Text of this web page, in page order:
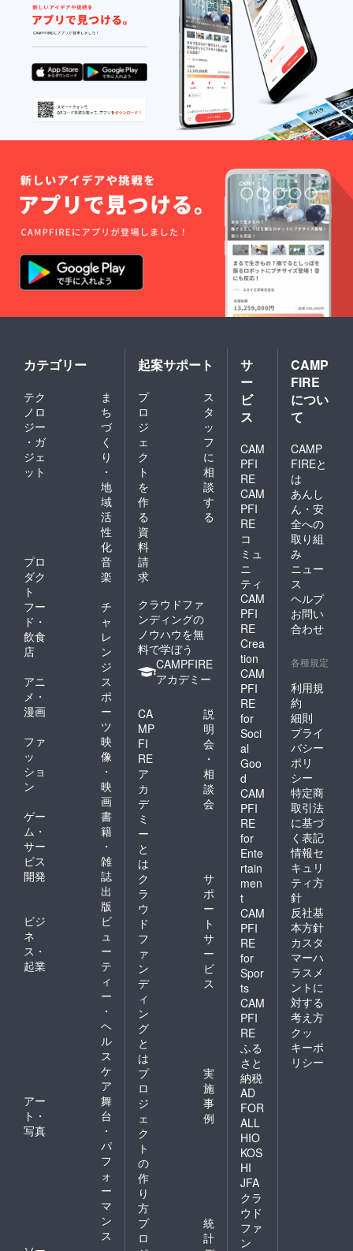
カテゴリー
テク
ノロ
ジー
・ガ
ジェ
ット
ま
ち
づ
く
り
・
地
域
活
性
化
プロ
ダク
ト
音
楽
フー
ド・
飲食
店
チ
ャ
レ
ン
ジ
アニ
メ・
漫画
ス
ポ
ー
ツ
ファ
ッ
ショ
ン
映
像
・
映
画
ゲー
ム・
サー
ビス
開発
書
籍
・
雑
誌
出
版
ビジ
ネ
ス・
起業
ビ
ュ
ー
テ
ィ
ー
・
ヘ
ル
ス
ケ
ア
アー
ト・
写真
舞
台
・
パ
フ
ォ
ー
マ
ン
ス
起案サポート
プ
ロ
ジ
ェ
ク
ト
を
作
る
ス
タ
ッ
フ
に
相
談
す
る
資
料
請
求
クラウドファ
ンディングの
ノウハウを無
料で学ぼう
CAMPFIRE
アカデミー
CA
MP
FI
RE
ア
カ
デ
ミ
ー
と
は
説
明
会
・
相
談
会
ク
ラ
ウ
ド
フ
ァ
ン
デ
ィ
ン
グ
と
は
サ
ポ
ー
ト
サ
ー
ビ
ス
プ
ロ
ジ
ェ
ク
ト
の
作
り
方
実
施
事
例
プ
ロ
統
計
サ
ー
ビ
ス
CAM
PFI
RE
CAM
PFI
RE
コ
ミュ
ニ
ティ
CAM
PFI
RE
Crea
tion
CAM
PFI
RE
for
Soci
al
Goo
d
CAM
PFI
RE
for
Ente
rtain
men
t
CAM
PFI
RE
for
Spor
ts
CAM
PFI
RE
ふる
さと
納税
AD
FOR
ALL
HIO
KOS
HI
JFA
クラ
ウド
ファ
ン
CAMP
FIRE
につい
て
CAMP
FIREと
は
あんし
ん・安
全への
取り組
み
ニュー
ス
ヘルプ
お問い
合わせ
各種規定
利用規
約
細則
プライ
バシー
ポリ
シー
特定商
取引法
に基づ
く表記
情報セ
キュリ
ティ方
針
反社基
本方針
カスタ
マーハ
ラスメ
ントに
対する
考え方
クッ
キーポ
リシー